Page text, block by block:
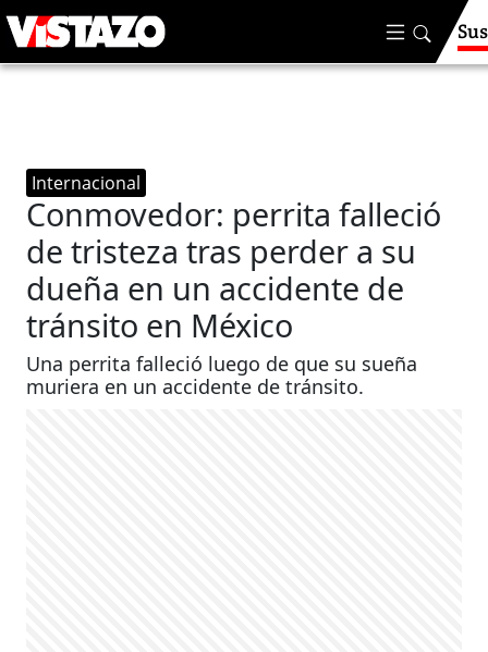
Internacional
Conmovedor: perrita falleció
de tristeza tras perder a su
dueña en un accidente de
tránsito en México
Una perrita falleció luego de que su sueña
muriera en un accidente de tránsito.